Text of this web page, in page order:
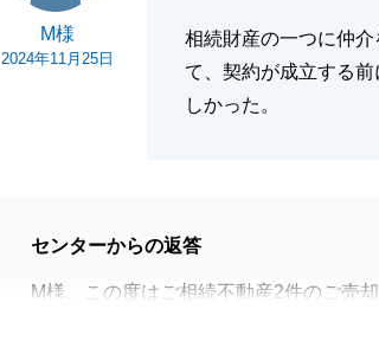
M様
2024年11月25日
相続財産の一つに仲
て、契約が成立する
しかった。
センターからの返答
M様、この度はご相続不動産2件のご売